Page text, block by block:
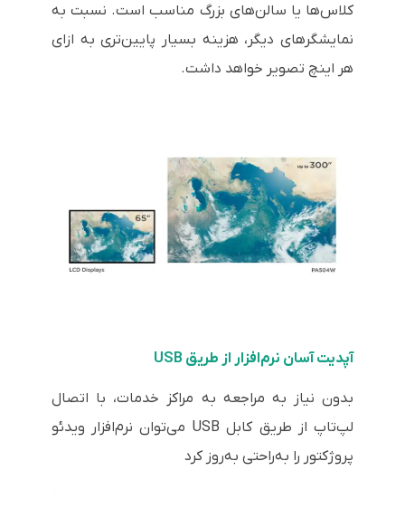
کلاس‌ها یا سالن‌های بزرگ مناسب است. نسبت به
نمایشگرهای دیگر، هزینه بسیار پایین‌تری به ازای
هر اینچ تصویر خواهد داشت.
آپدیت آسان نرم‌افزار از طریق USB
بدون نیاز به مراجعه به مراکز خدمات، با اتصال
لپ‌تاپ از طریق کابل USB می‌توان نرم‌افزار ویدئو
پروژکتور را به‌راحتی به‌روز کرد